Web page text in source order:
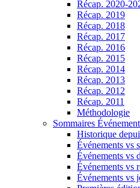
Récap. 2020-
Récap. 2019
Récap. 2018
Récap. 2017
Récap. 2016
Récap. 2015
Récap. 2014
Récap. 2013
Récap. 2012
Récap. 2011
Méthodologie
Sommaires
Historique
Événements vs
Événements vs
Événements vs
Événements vs